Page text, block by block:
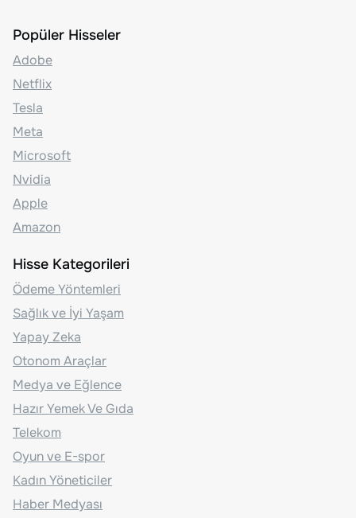
Popüler Hisseler
Adobe
Netflix
Tesla
Meta
Microsoft
Nvidia
Apple
Amazon
Hisse Kategorileri
Ödeme Yöntemleri
Sağlık ve İyi Yaşam
Yapay Zeka
Otonom Araçlar
Medya ve Eğlence
Hazır Yemek Ve Gıda
Telekom
Oyun ve E-spor
Kadın Yöneticiler
Haber Medyası